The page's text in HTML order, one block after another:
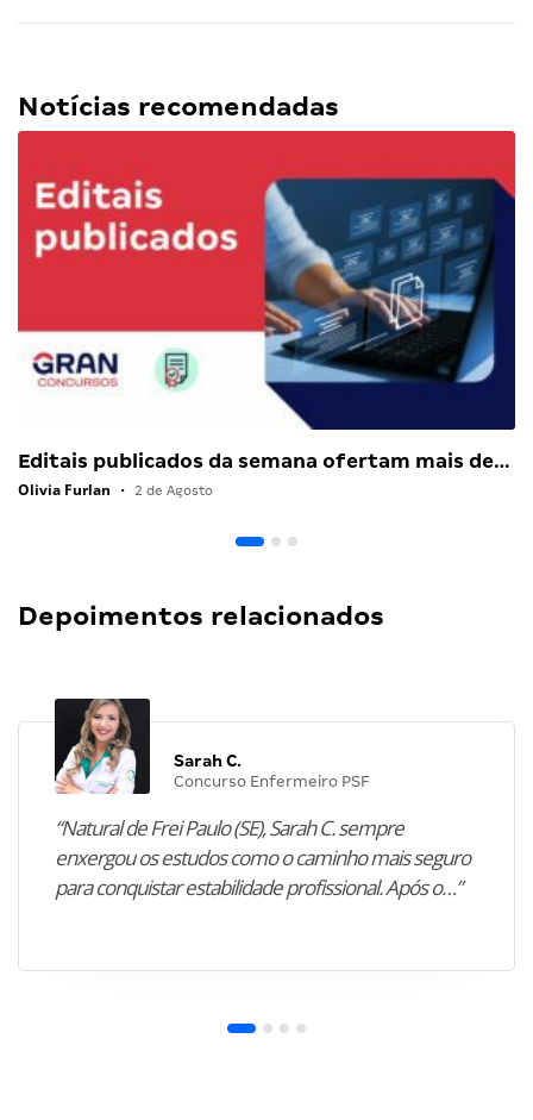
Notícias recomendadas
Editais publicados da semana ofertam mais de…
Olivia Furlan • 2 de Agosto
Depoimentos relacionados
Sarah C.
Concurso Enfermeiro PSF
“Natural de Frei Paulo (SE), Sarah C. sempre
enxergou os estudos como o caminho mais seguro
para conquistar estabilidade profissional. Após o…”